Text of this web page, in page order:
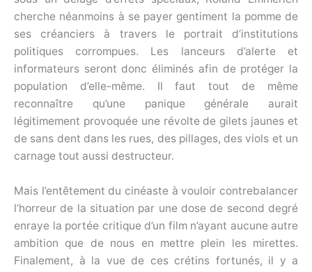
cherche néanmoins à se payer gentiment la pomme de
ses créanciers à travers le portrait d’institutions
politiques corrompues. Les lanceurs d’alerte et
informateurs seront donc éliminés afin de protéger la
population d’elle-même. Il faut tout de même
reconnaître qu’une panique générale aurait
légitimement provoquée une révolte de gilets jaunes et
de sans dent dans les rues, des pillages, des viols et un
carnage tout aussi destructeur.
Mais l’entêtement du cinéaste à vouloir contrebalancer
l’horreur de la situation par une dose de second degré
enraye la portée critique d’un film n’ayant aucune autre
ambition que de nous en mettre plein les mirettes.
Finalement, à la vue de ces crétins fortunés, il y a